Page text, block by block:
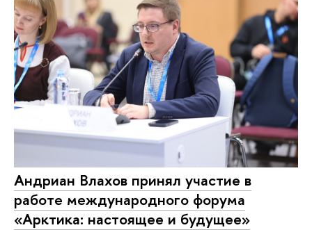
Андриан Влахов принял участие в
работе международного форума
«Арктика: настоящее и будущее»